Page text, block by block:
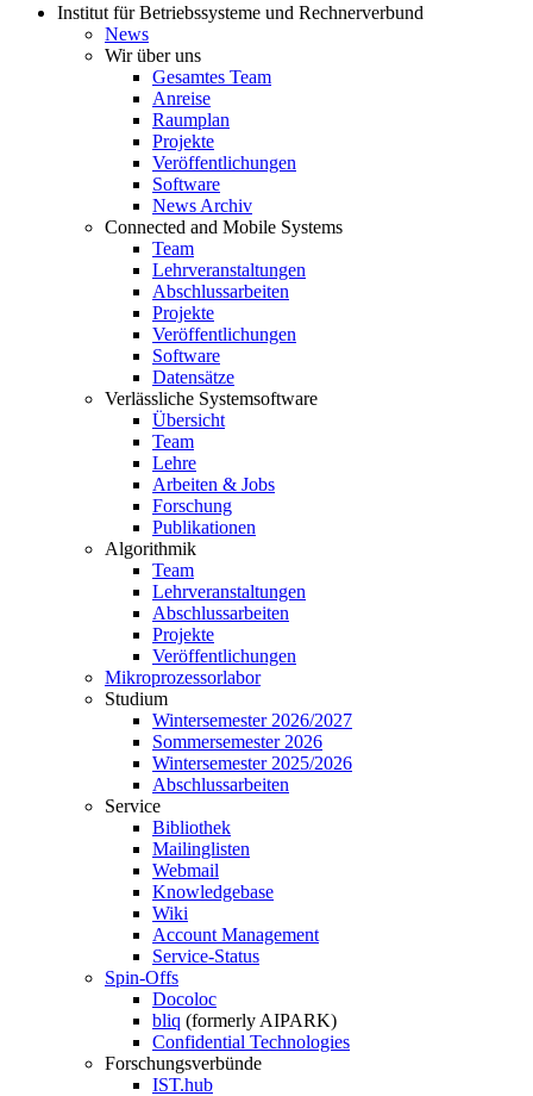
Institut für Betriebssysteme und Rechnerverbund
News
Wir über uns
Gesamtes Team
Anreise
Raumplan
Projekte
Veröffentlichungen
Software
News Archiv
Connected and Mobile Systems
Team
Lehrveranstaltungen
Abschlussarbeiten
Projekte
Veröffentlichungen
Software
Datensätze
Verlässliche Systemsoftware
Übersicht
Team
Lehre
Arbeiten & Jobs
Forschung
Publikationen
Algorithmik
Team
Lehrveranstaltungen
Abschlussarbeiten
Projekte
Veröffentlichungen
Mikroprozessorlabor
Studium
Wintersemester 2026/2027
Sommersemester 2026
Wintersemester 2025/2026
Abschlussarbeiten
Service
Bibliothek
Mailinglisten
Webmail
Knowledgebase
Wiki
Account Management
Service-Status
Spin-Offs
Docoloc
bliq (formerly AIPARK)
Confidential Technologies
Forschungsverbünde
IST.hub